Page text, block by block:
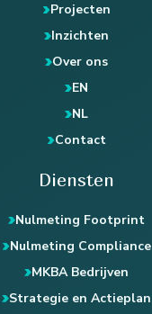
Projecten
Inzichten
Over ons
EN
NL
Contact
Diensten
Nulmeting Footprint
Nulmeting Compliance
MKBA Bedrijven
Strategie en Actieplan